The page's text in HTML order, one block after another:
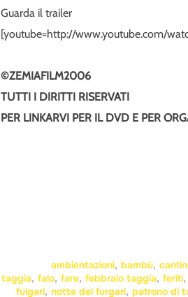
Guarda il trailer
[youtube=http://www.youtube.com/
©ZEMIAFILM2006
TUTTI I DIRITTI RISERVATI
PER LINKARVI PER IL DVD E PER
ambientazioni, bambù,
taggia, falo, fare, febbraio taggia, feriti,
fulgari, notte dei furgari, patrono di